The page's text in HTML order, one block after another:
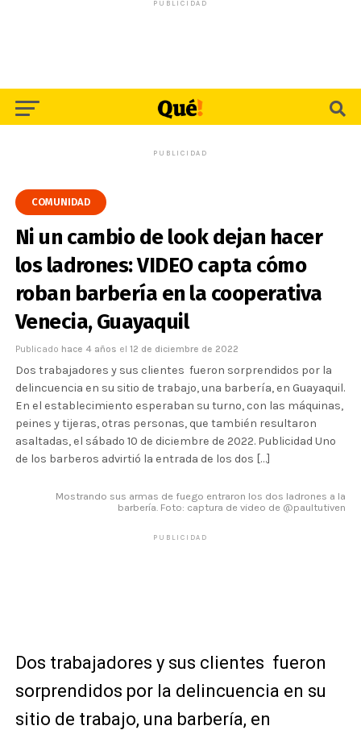
PUBLICIDAD
PUBLICIDAD
COMUNIDAD
Ni un cambio de look dejan hacer
los ladrones: VIDEO capta cómo
roban barbería en la cooperativa
Venecia, Guayaquil
Publicado hace 4 años el 12 de diciembre de 2022
Dos trabajadores y sus clientes fueron sorprendidos por la
delincuencia en su sitio de trabajo, una barbería, en Guayaquil.
En el establecimiento esperaban su turno, con las máquinas,
peines y tijeras, otras personas, que también resultaron
asaltadas, el sábado 10 de diciembre de 2022. Publicidad Uno
de los barberos advirtió la entrada de los dos […]
Mostrando sus armas de fuego entraron los dos ladrones a la
barbería. Foto: captura de video de @paultutiven
PUBLICIDAD
Dos trabajadores y sus clientes fueron
sorprendidos por la delincuencia en su
sitio de trabajo, una barbería, en